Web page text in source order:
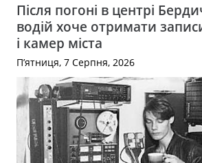
Після погоні в центрі
водій хоче отримати
і камер міста
П’ятниця, 7 Серпня, 2026